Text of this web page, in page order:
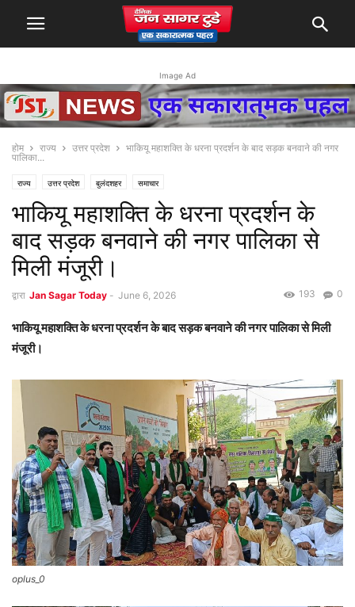
Image Ad
होम राज्य उत्तर प्रदेश
भाकियू महाशक्ति के धरना प्रदर्शन के बाद सड़क बनवाने की नगर
पालिका...
राज्य उत्तर प्रदेश बुलंदशहर समाचार
भाकियू महाशक्ति के धरना प्रदर्शन के
बाद सड़क बनवाने की नगर पालिका से
मिली मंजूरी।
द्वारा Jan Sagar Today - June 6, 2026 0
193
भाकियू महाशक्ति के धरना प्रदर्शन के बाद सड़क बनवाने की नगर पालिका से मिली
मंजूरी।
oplus_0